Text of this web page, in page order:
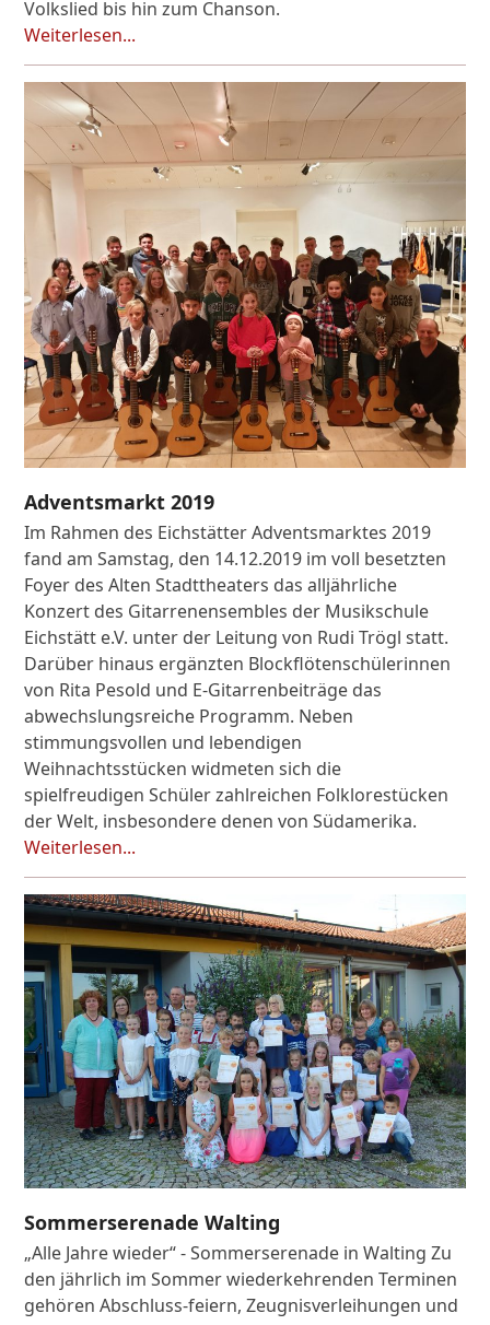
Volkslied bis hin zum Chanson.
Weiterlesen...
Adventsmarkt 2019
Im Rahmen des Eichstätter Adventsmarktes 2019
fand am Samstag, den 14.12.2019 im voll besetzten
Foyer des Alten Stadttheaters das alljährliche
Konzert des Gitarrenensembles der Musikschule
Eichstätt e.V. unter der Leitung von Rudi Trögl statt.
Darüber hinaus ergänzten Blockflötenschülerinnen
von Rita Pesold und E-Gitarrenbeiträge das
abwechslungsreiche Programm. Neben
stimmungsvollen und lebendigen
Weihnachtsstücken widmeten sich die
spielfreudigen Schüler zahlreichen Folklorestücken
der Welt, insbesondere denen von Südamerika.
Weiterlesen...
Sommerserenade Walting
„Alle Jahre wieder“ - Sommerserenade in Walting Zu
den jährlich im Sommer wiederkehrenden Terminen
gehören Abschluss-feiern, Zeugnisverleihungen und